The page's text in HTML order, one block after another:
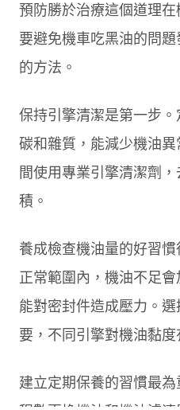
預防勝於治療這個道理
要避免機車吃黑油的問
的方法。
保持引擎清潔是第一步
碳和雜質，能減少機油
間使用專業引擎清潔劑
積。
養成檢查機油量的好習
正常範圍內，機油不足
能對密封件造成壓力。
要，不同引擎對機油黏度
建立定期保養的習慣最